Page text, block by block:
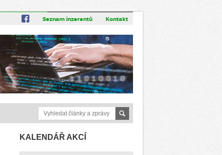
Seznam inzerentů Kontakt
KALENDÁŘ AKCÍ